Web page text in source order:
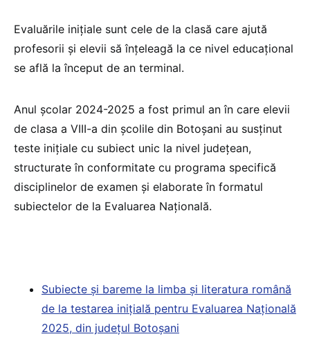
Evaluările inițiale sunt cele de la clasă care ajută
profesorii și elevii să înțeleagă la ce nivel educațional
se află la început de an terminal.
Anul școlar 2024-2025 a fost primul an în care elevii
de clasa a VIII-a din școlile din Botoșani au susținut
teste inițiale cu subiect unic la nivel județean,
structurate în conformitate cu programa specifică
disciplinelor de examen și elaborate în formatul
subiectelor de la Evaluarea Națională.
Subiecte și bareme la limba și literatura română
de la testarea inițială pentru Evaluarea Națională
2025, din județul Botoșani